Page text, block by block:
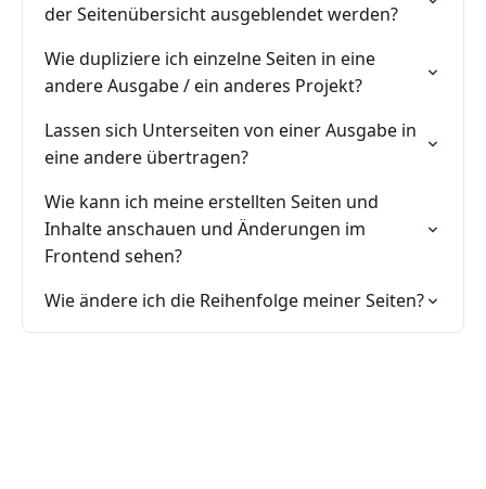
der Seitenübersicht ausgeblendet werden?
Wie dupliziere ich einzelne Seiten in eine
andere Ausgabe / ein anderes Projekt?
Lassen sich Unterseiten von einer Ausgabe in
eine andere übertragen?
Wie kann ich meine erstellten Seiten und
Inhalte anschauen und Änderungen im
Frontend sehen?
Wie ändere ich die Reihenfolge meiner Seiten?